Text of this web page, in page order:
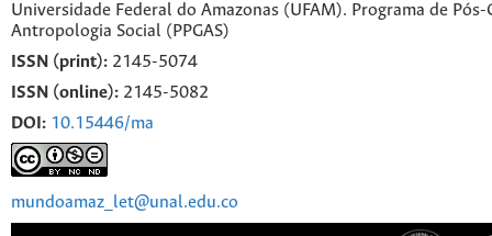
Universidade Federal do Amazonas (UFAM). Programa de Pós-
Antropologia Social (PPGAS)
ISSN (print): 2145-5074
ISSN (online): 2145-5082
DOI: 10.15446/ma
mundoamaz_let@unal.edu.co